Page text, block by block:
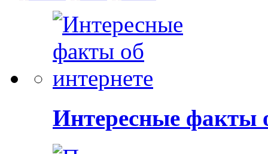
Интересные факты